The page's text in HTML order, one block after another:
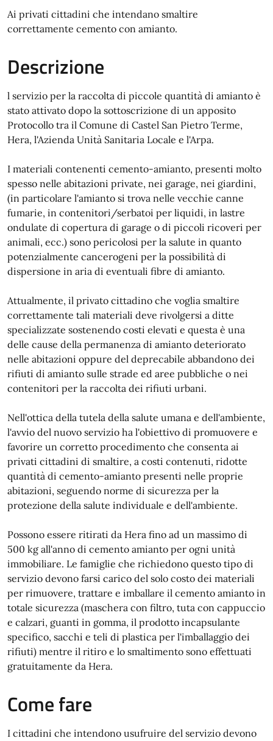
Ai privati cittadini che intendano smaltire
correttamente cemento con amianto.
Descrizione
l servizio per la raccolta di piccole quantità di amianto è
stato attivato dopo la sottoscrizione di un apposito
Protocollo tra il Comune di Castel San Pietro Terme,
Hera, l'Azienda Unità Sanitaria Locale e l'Arpa.
I materiali contenenti cemento-amianto, presenti molto
spesso nelle abitazioni private, nei garage, nei giardini,
(in particolare l'amianto si trova nelle vecchie canne
fumarie, in contenitori/serbatoi per liquidi, in lastre
ondulate di copertura di garage o di piccoli ricoveri per
animali, ecc.) sono pericolosi per la salute in quanto
potenzialmente cancerogeni per la possibilità di
dispersione in aria di eventuali fibre di amianto.
Attualmente, il privato cittadino che voglia smaltire
correttamente tali materiali deve rivolgersi a ditte
specializzate sostenendo costi elevati e questa è una
delle cause della permanenza di amianto deteriorato
nelle abitazioni oppure del deprecabile abbandono dei
rifiuti di amianto sulle strade ed aree pubbliche o nei
contenitori per la raccolta dei rifiuti urbani.
Nell'ottica della tutela della salute umana e dell'ambiente,
l'avvio del nuovo servizio ha l'obiettivo di promuovere e
favorire un corretto procedimento che consenta ai
privati cittadini di smaltire, a costi contenuti, ridotte
quantità di cemento-amianto presenti nelle proprie
abitazioni, seguendo norme di sicurezza per la
protezione della salute individuale e dell'ambiente.
Possono essere ritirati da Hera fino ad un massimo di
500 kg all'anno di cemento amianto per ogni unità
immobiliare. Le famiglie che richiedono questo tipo di
servizio devono farsi carico del solo costo dei materiali
per rimuovere, trattare e imballare il cemento amianto in
totale sicurezza (maschera con filtro, tuta con cappuccio
e calzari, guanti in gomma, il prodotto incapsulante
specifico, sacchi e teli di plastica per l'imballaggio dei
rifiuti) mentre il ritiro e lo smaltimento sono effettuati
gratuitamente da Hera.
Come fare
I cittadini che intendono usufruire del servizio devono